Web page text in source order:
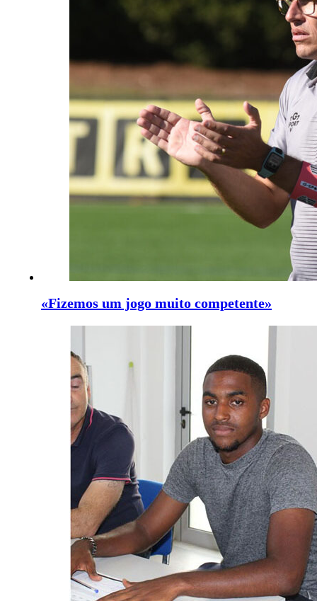
«Fizemos um jogo muito competente»